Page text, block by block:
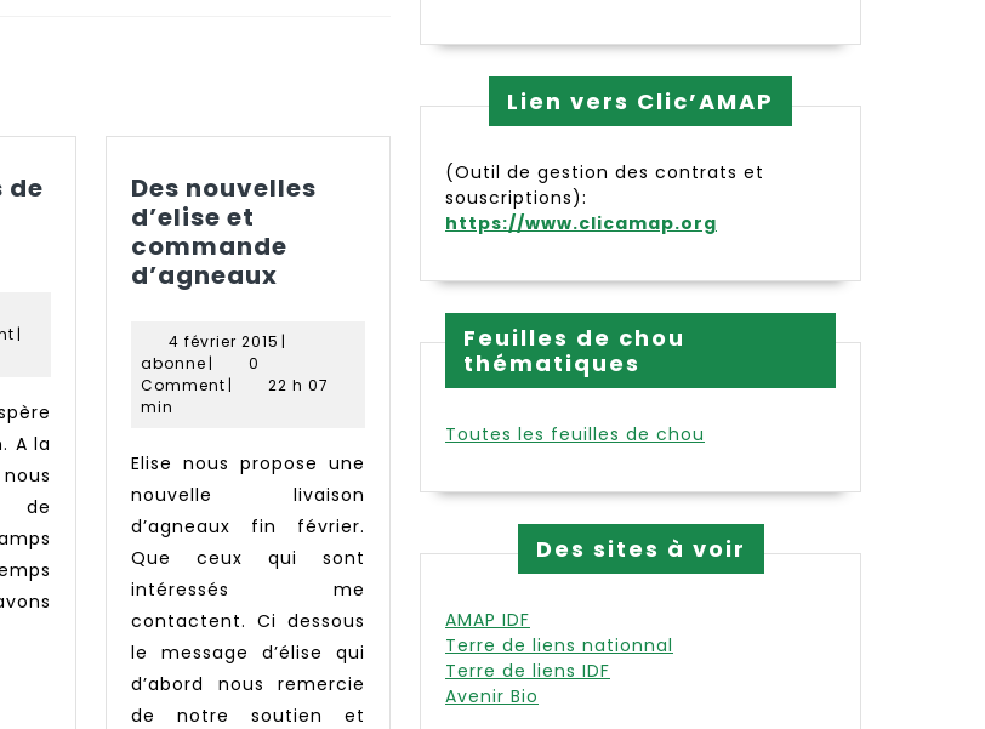
de
|
A la
de
Des nouvelles
d’elise et
commande
d’agneaux
d’elise
commande
4 février 2015 4
2015
|
abonneabonne
|
0
Comment |
22 h 07
min
Elise nous propose une
nouvelle livaison
d’agneaux fin février.
Que ceux qui sont
intéressés me
contactent. Ci dessous
le message d’élise qui
d’abord nous remercie
de notre soutien et
Lien vers Clic’AMAP
(Outil de gestion des contrats et
souscriptions):
https://www.clicamap.org
Feuilles de chou
thématiques
Toutes les feuilles de chou
Des sites à voir
AMAP IDF
Terre de liens nationnal
Terre de liens IDF
Avenir Bio